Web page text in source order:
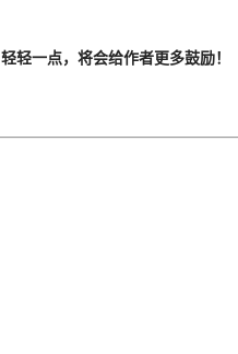
轻一点，将会给作者更多鼓励！